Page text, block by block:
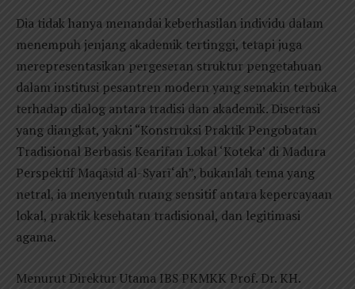
Dia tidak hanya menandai keberhasilan individu dalam
menempuh jenjang akademik tertinggi, tetapi juga
merepresentasikan pergeseran struktur pengetahuan
dalam institusi pesantren modern yang semakin terbuka
terhadap dialog antara tradisi dan akademik. Disertasi
yang diangkat, yakni “Konstruksi Praktik Pengobatan
Tradisional Berbasis Kearifan Lokal ‘Koteka’ di Madura
Perspektif Maqāṣid al-Syarī‘ah”, bukanlah tema yang
netral, ia menyentuh ruang sensitif antara kepercayaan
lokal, praktik kesehatan tradisional, dan legitimasi
agama.
Menurut Direktur Utama IBS PKMKK Prof. Dr. KH.